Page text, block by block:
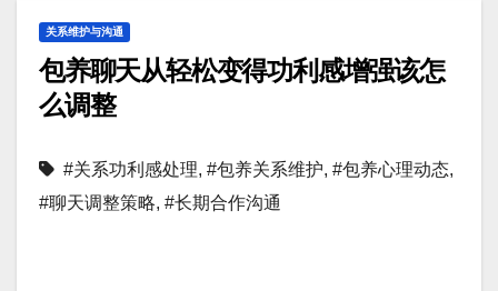
关系维护与沟通
包养聊天从轻松变得功利感增强该怎
么调整
#关系功利感处理, #包养关系维护, #包养心理动态,
#聊天调整策略, #长期合作沟通